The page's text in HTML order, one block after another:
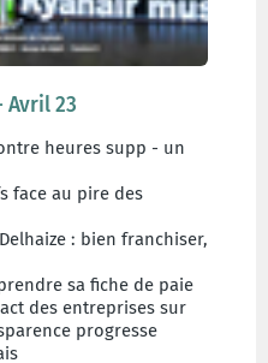
Avril 23
heures supp - un
face au pire des
Delhaize : bien franchiser,
sa fiche de paie
des entreprises sur
progresse